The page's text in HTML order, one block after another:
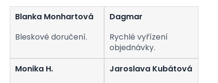
v
ý
i
s
u
Blanka Monhartová
Bleskové doručení.
Dagmar
Rychlé vyřízení
objednávky.
Monika H.
Jaroslava Kubátová